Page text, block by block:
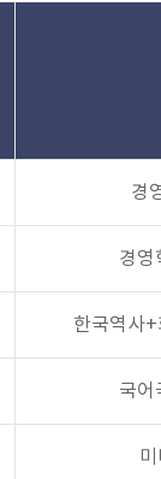
경
경영
한국역사
국어